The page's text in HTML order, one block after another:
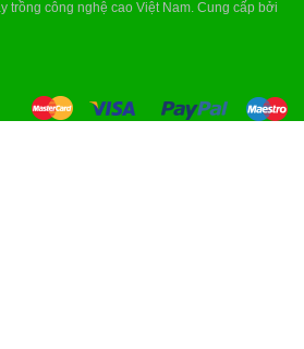
trồng công nghệ cao Việt Nam. Cung cấp bởi